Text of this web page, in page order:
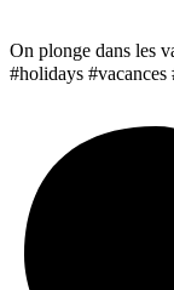
On plonge dans les
#holidays